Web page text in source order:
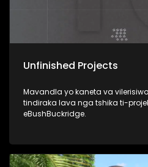
Unfinished Projects
Mavandla yo kaneta va
tindiraka lava nga tshika ti-
eBushBuckridge.